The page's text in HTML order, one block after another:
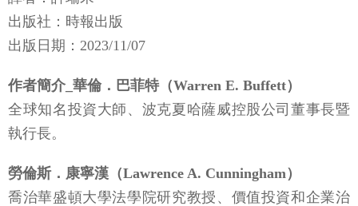
出版社：時報出版
出版日期：2023/11/07
作者簡介_華倫．巴菲特（Warren E. Buffett）
全球知名投資大師、波克夏哈薩威控股公司董事長暨
執行長。
勞倫斯．康寧漢（Lawrence A. Cunningham）
喬治華盛頓大學法學院研究教授、價值投資和企業治